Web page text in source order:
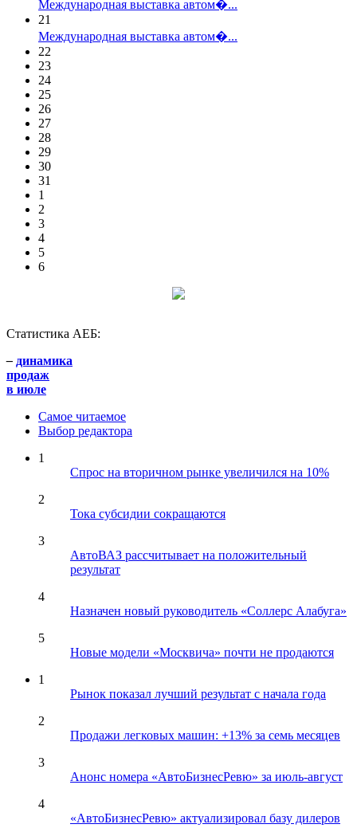
Международная выставка автом�...
21
Международная выставка автом�...
22
23
24
25
26
27
28
29
30
31
1
2
3
4
5
6
Статистика АЕБ:
– динамика
продаж
в июле
Самое читаемое
Выбор редактора
1
Спрос на вторичном рынке увеличился на 10%
2
Тока субсидии сокращаются
3
АвтоВАЗ рассчитывает на положительный
результат
4
Назначен новый руководитель «Соллерс Алабуга»
5
Новые модели «Москвича» почти не продаются
1
Рынок показал лучший результат с начала года
2
Продажи легковых машин: +13% за семь месяцев
3
Анонс номера «АвтоБизнесРевю» за июль-август
4
«АвтоБизнесРевю» актуализировал базу дилеров